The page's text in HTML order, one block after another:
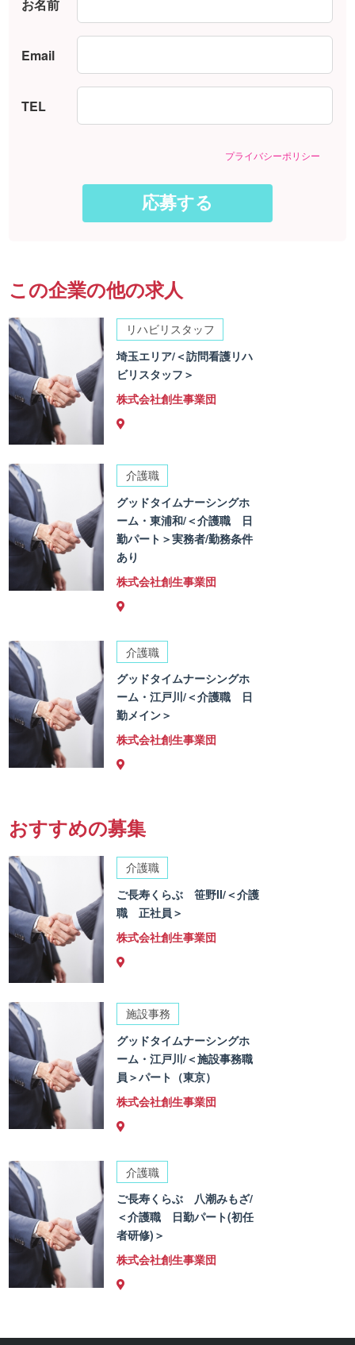
お名前
Email
TEL
プライバシーポリシー
この企業の他の求人
リハビリスタッフ
埼玉エリア/＜訪問看護リハ
ビリスタッフ＞
株式会社創生事業団
介護職
グッドタイムナーシングホ
ーム・東浦和/＜介護職 日
勤パート＞実務者/勤務条件
あり
株式会社創生事業団
介護職
グッドタイムナーシングホ
ーム・江戸川/＜介護職 日
勤メイン＞
株式会社創生事業団
おすすめの募集
介護職
ご長寿くらぶ 笹野II/＜介護
職 正社員＞
株式会社創生事業団
施設事務
グッドタイムナーシングホ
ーム・江戸川/＜施設事務職
員＞パート（東京）
株式会社創生事業団
介護職
ご長寿くらぶ 八潮みもざ/
＜介護職 日勤パート(初任
者研修)＞
株式会社創生事業団